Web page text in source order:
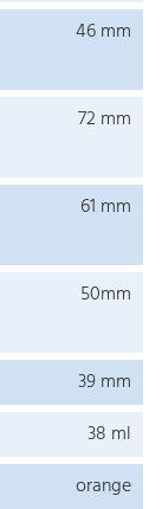
46 mm
72 mm
61 mm
50mm
39 mm
38 ml
orange